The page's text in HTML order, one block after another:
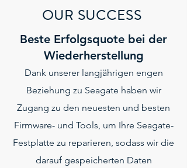
OUR SUCCESS
Beste Erfolgsquote bei der
Wiederherstellung
Dank unserer langjährigen engen
Beziehung zu Seagate haben wir
Zugang zu den neuesten und besten
Firmware- und Tools, um Ihre Seagate-
Festplatte zu reparieren, sodass wir die
darauf gespeicherten Daten